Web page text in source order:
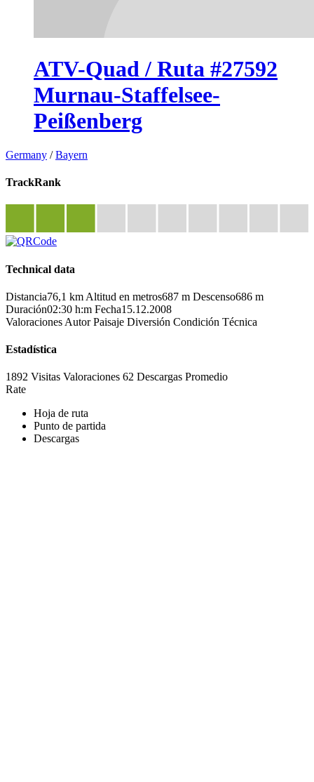
ATV-Quad / Ruta #27592
Murnau-Staffelsee-
Peißenberg
Germany /Bayern
TrackRank
Technical data
Distancia76,1 km Altitud en metros687 m Descenso686 m
Duración02:30 h:m Fecha15.12.2008
Valoraciones Autor Paisaje Diversión Condición Técnica
Estadística
1892 Visitas Valoraciones 62 Descargas Promedio
Rate
Hoja de ruta
Punto de partida
Descargas